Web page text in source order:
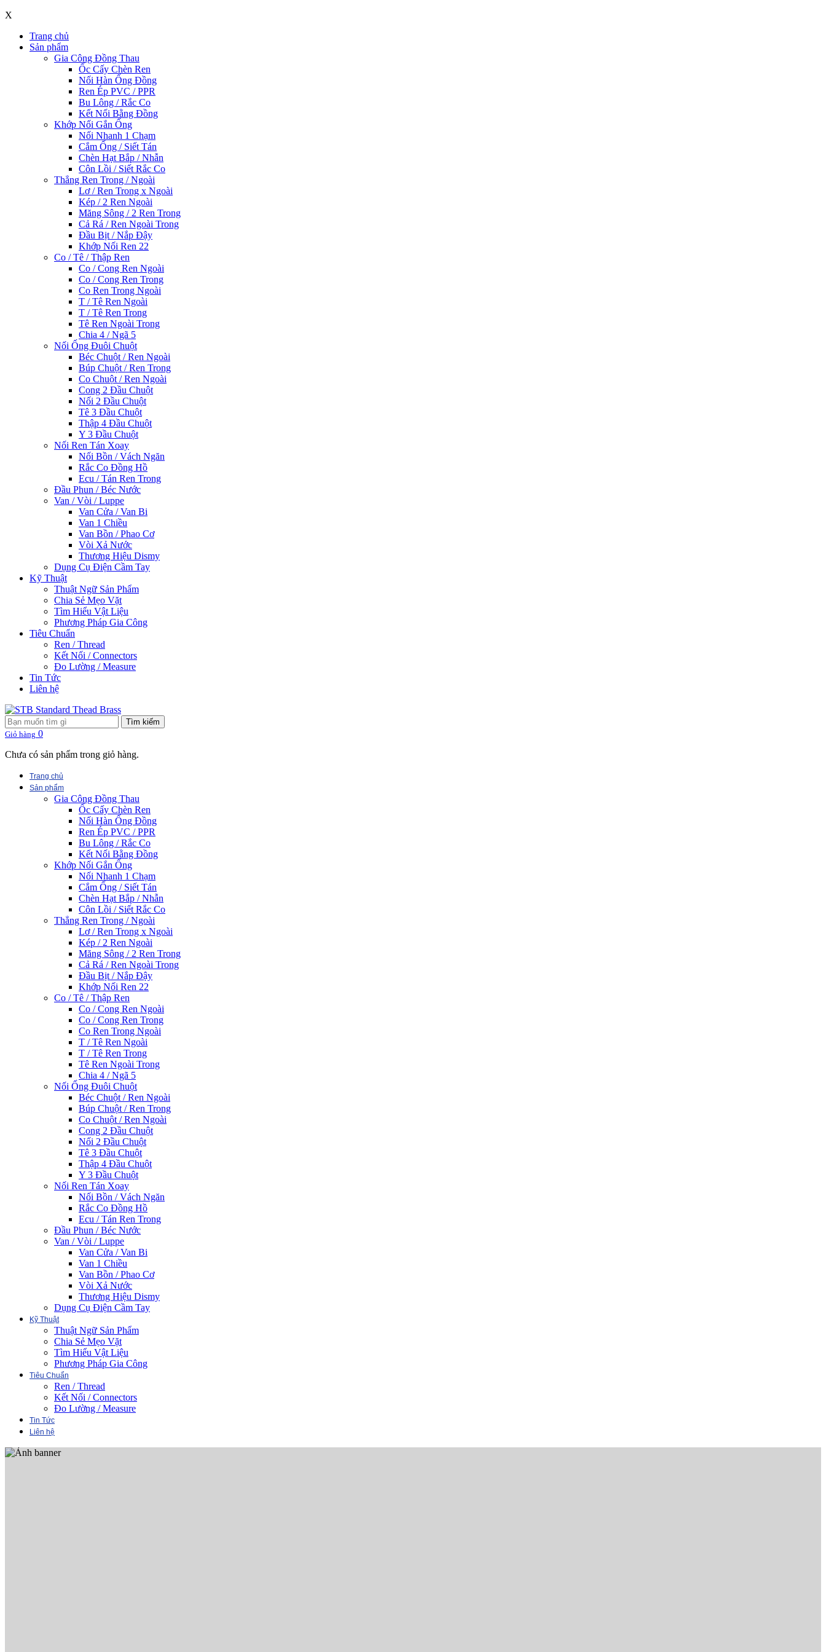
X
Trang chủ
Sản phẩm
Gia Công Đồng Thau
Ốc Cấy Chèn Ren
Nối Hàn Ống Đồng
Ren Ép PVC / PPR
Bu Lông / Rắc Co
Kết Nối Bằng Đồng
Khớp Nối Gắn Ống
Nối Nhanh 1 Chạm
Cắm Ống / Siết Tán
Chèn Hạt Bắp / Nhẫn
Côn Lồi / Siết Rắc Co
Thẳng Ren Trong / Ngoài
Lơ / Ren Trong x Ngoài
Kép / 2 Ren Ngoài
Măng Sông / 2 Ren Trong
Cả Rá / Ren Ngoài Trong
Đầu Bịt / Nắp Đậy
Khớp Nối Ren 22
Co / Tê / Thập Ren
Co / Cong Ren Ngoài
Co / Cong Ren Trong
Co Ren Trong Ngoài
T / Tê Ren Ngoài
T / Tê Ren Trong
Tê Ren Ngoài Trong
Chia 4 / Ngã 5
Nối Ống Đuôi Chuột
Béc Chuột / Ren Ngoài
Búp Chuột / Ren Trong
Co Chuột / Ren Ngoài
Cong 2 Đầu Chuột
Nối 2 Đầu Chuột
Tê 3 Đầu Chuột
Thập 4 Đầu Chuột
Y 3 Đầu Chuột
Nối Ren Tán Xoay
Nối Bồn / Vách Ngăn
Rắc Co Đồng Hồ
Ecu / Tán Ren Trong
Đầu Phun / Béc Nước
Van / Vòi / Luppe
Van Cửa / Van Bi
Van 1 Chiều
Van Bồn / Phao Cơ
Vòi Xả Nước
Thương Hiệu Dismy
Dụng Cụ Điện Cầm Tay
Kỹ Thuật
Thuật Ngữ Sản Phẩm
Chia Sẻ Mẹo Vặt
Tìm Hiểu Vật Liệu
Phương Pháp Gia Công
Tiêu Chuẩn
Ren / Thread
Kết Nối / Connectors
Đo Lường / Measure
Tin Tức
Liên hệ
Tìm kiếm
Giỏ hàng 0
Chưa có sản phẩm trong giỏ hàng.
Trang chủ
Sản phẩm
Gia Công Đồng Thau
Ốc Cấy Chèn Ren
Nối Hàn Ống Đồng
Ren Ép PVC / PPR
Bu Lông / Rắc Co
Kết Nối Bằng Đồng
Khớp Nối Gắn Ống
Nối Nhanh 1 Chạm
Cắm Ống / Siết Tán
Chèn Hạt Bắp / Nhẫn
Côn Lồi / Siết Rắc Co
Thẳng Ren Trong / Ngoài
Lơ / Ren Trong x Ngoài
Kép / 2 Ren Ngoài
Măng Sông / 2 Ren Trong
Cả Rá / Ren Ngoài Trong
Đầu Bịt / Nắp Đậy
Khớp Nối Ren 22
Co / Tê / Thập Ren
Co / Cong Ren Ngoài
Co / Cong Ren Trong
Co Ren Trong Ngoài
T / Tê Ren Ngoài
T / Tê Ren Trong
Tê Ren Ngoài Trong
Chia 4 / Ngã 5
Nối Ống Đuôi Chuột
Béc Chuột / Ren Ngoài
Búp Chuột / Ren Trong
Co Chuột / Ren Ngoài
Cong 2 Đầu Chuột
Nối 2 Đầu Chuột
Tê 3 Đầu Chuột
Thập 4 Đầu Chuột
Y 3 Đầu Chuột
Nối Ren Tán Xoay
Nối Bồn / Vách Ngăn
Rắc Co Đồng Hồ
Ecu / Tán Ren Trong
Đầu Phun / Béc Nước
Van / Vòi / Luppe
Van Cửa / Van Bi
Van 1 Chiều
Van Bồn / Phao Cơ
Vòi Xả Nước
Thương Hiệu Dismy
Dụng Cụ Điện Cầm Tay
Kỹ Thuật
Thuật Ngữ Sản Phẩm
Chia Sẻ Mẹo Vặt
Tìm Hiểu Vật Liệu
Phương Pháp Gia Công
Tiêu Chuẩn
Ren / Thread
Kết Nối / Connectors
Đo Lường / Measure
Tin Tức
Liên hệ